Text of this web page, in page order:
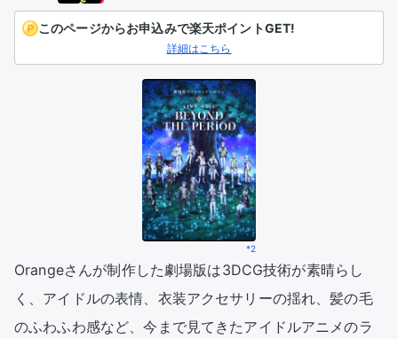
このページからお申込みで楽天ポイントGET!
詳細はこちら
*2
Orangeさんが制作した劇場版は3DCG技術が素晴らし
く、アイドルの表情、衣装アクセサリーの揺れ、髪の毛
のふわふわ感など、今まで見てきたアイドルアニメのラ